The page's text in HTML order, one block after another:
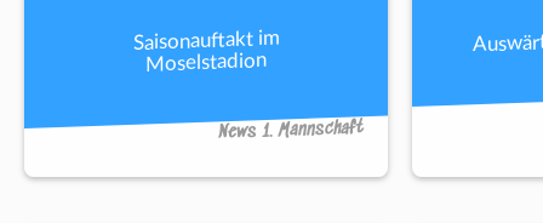
Saisonauftakt im
Moselstadion
News 1. Mannschaft